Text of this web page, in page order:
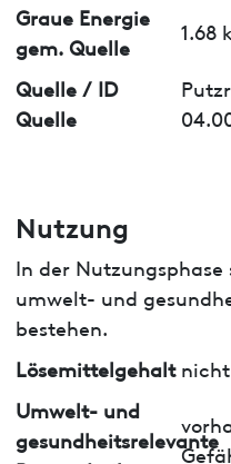
Graue Energie
gem. Quelle
1.68
Quelle / ID
Quelle
Nutzung
In der
umwelt- und
bestehen.
Lösemittelgehalt
Umwelt- und
gesundheitsrelevante